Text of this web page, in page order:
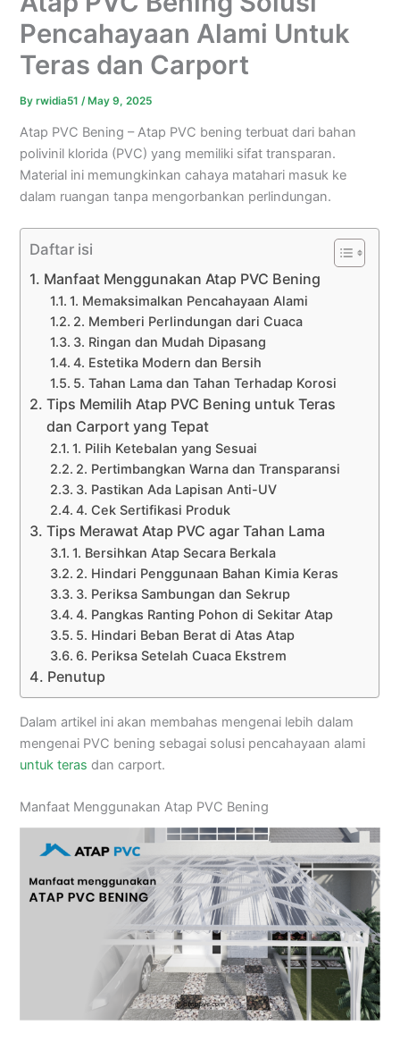
Pencahayaan Alami Untuk
Teras dan Carport
Byrwidia51 /May 9, 2025
Atap PVC Bening –Atap PVC bening terbuat dari bahan
polivinil klorida (PVC) yang memiliki sifat transparan.
Material ini memungkinkan cahaya matahari masuk ke
dalam ruangan tanpa mengorbankan perlindungan.
Daftar isi
Manfaat Menggunakan Atap PVC Bening
1. Memaksimalkan Pencahayaan Alami
2. Memberi Perlindungan dari Cuaca
3. Ringan dan Mudah Dipasang
4. Estetika Modern dan Bersih
5. Tahan Lama dan Tahan Terhadap Korosi
Tips Memilih Atap PVC Bening untuk Teras
dan Carport yang Tepat
1. Pilih Ketebalan yang Sesuai
2. Pertimbangkan Warna dan Transparansi
3. Pastikan Ada Lapisan Anti-UV
4. Cek Sertifikasi Produk
Tips Merawat Atap PVC agar Tahan Lama
1. Bersihkan Atap Secara Berkala
2. Hindari Penggunaan Bahan Kimia Keras
3. Periksa Sambungan dan Sekrup
4. Pangkas Ranting Pohon di Sekitar Atap
5. Hindari Beban Berat di Atas Atap
6. Periksa Setelah Cuaca Ekstrem
Penutup
Dalam artikel ini akan membahas mengenai lebih dalam
mengenai PVC bening sebagai solusi pencahayaan alami
untuk teras dan carport.
Manfaat Menggunakan Atap PVC Bening